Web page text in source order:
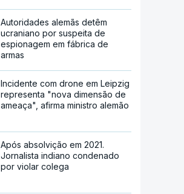
Autoridades alemãs detêm
ucraniano por suspeita de
espionagem em fábrica de
armas
Incidente com drone em Leipzig
representa "nova dimensão de
ameaça", afirma ministro alemão
Após absolvição em 2021.
Jornalista indiano condenado
por violar colega